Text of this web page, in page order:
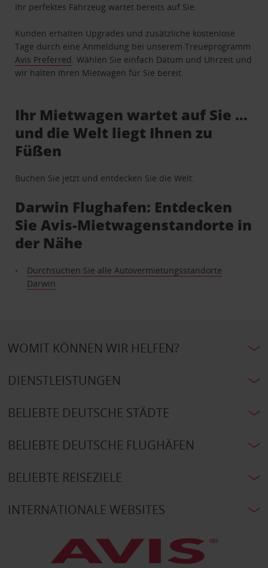
Ihr perfektes Fahrzeug wartet bereits auf Sie.
Kunden erhalten Upgrades und zusätzliche kostenlose
Tage durch eine Anmeldung bei unserem Treueprogramm
Avis Preferred . Wählen Sie einfach Datum und Uhrzeit und
wir halten Ihren Mietwagen für Sie bereit.
Ihr Mietwagen wartet auf Sie …
und die Welt liegt Ihnen zu
Füßen
Buchen Sie jetzt und entdecken Sie die Welt.
Darwin Flughafen: Entdecken
Sie Avis-Mietwagenstandorte in
der Nähe
Durchsuchen Sie alle Autovermietungsstandorte
Darwin
WOMIT KÖNNEN WIR HELFEN?
DIENSTLEISTUNGEN
BELIEBTE DEUTSCHE STÄDTE
BELIEBTE DEUTSCHE FLUGHÄFEN
BELIEBTE REISEZIELE
INTERNATIONALE WEBSITES